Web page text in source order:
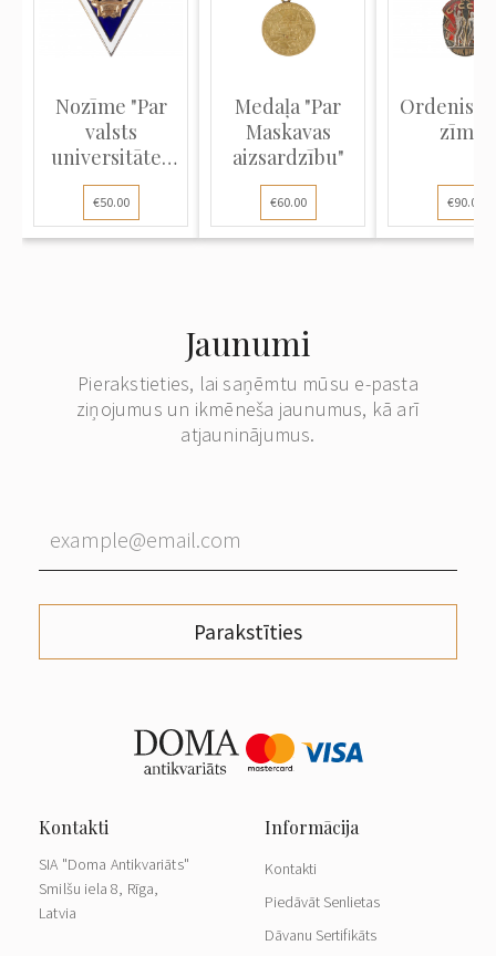
Nozīme "Par
valsts
universitātes
absolvēšanu"
€50.00
Medaļa "Par
Maskavas
aizsardzību"
€60.00
Ordenis
zīme"
€90.00
Jaunumi
Pierakstieties, lai saņēmtu mūsu e-pasta
ziņojumus un ikmēneša jaunumus, kā arī
atjauninājumus.
Parakstīties
SIA "Doma Antikvariāts"
Smilšu iela 8, Rīga,
Latvia
Kontakti
Piedāvāt Senlietas
Dāvanu Sertifikāts